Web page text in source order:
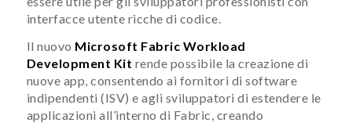
interfacce utente ricche di codice.
Il nuovo Microsoft Fabric Workload
Development Kit rende possibile la creazione di
nuove app, consentendo ai fornitori di software
indipendenti (ISV) e agli sviluppatori di estendere le
applicazioni all’interno di Fabric, creando